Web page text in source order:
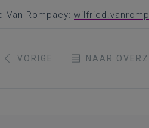
Van Rompaey:
VORIGE NAAR